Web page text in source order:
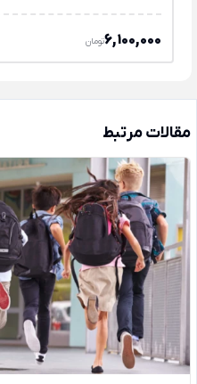
6,100,000تومان
مقالات مرتبط